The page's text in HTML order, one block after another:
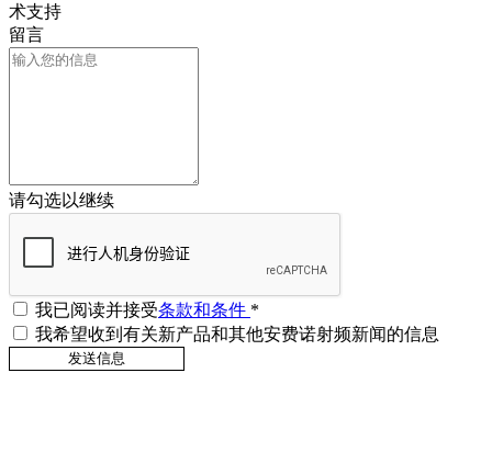
术支持
留言
请勾选以继续
我已阅读并接受条款和条件 *
我希望收到有关新产品和其他安费诺射频新闻的信息